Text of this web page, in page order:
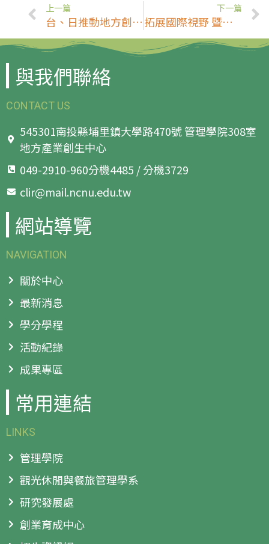
上一篇
台、日推動地方創生 暨大、高知大交流取經(自由時報)
下一篇
拓展國際視野 暨大EMBA境外班赴日本京阪學習提升競爭力 (中時新聞網)
與我們聯絡
CONTACT US
545301南投縣埔里鎮大學路470號 管理學院308室
地方產業創生中心
049-2910-960分機4485 / 分機3729
clir@mail.ncnu.edu.tw
網站導覽
NAVIGATION
關於中心
最新消息
學分學程
活動紀錄
成果專區
常用連結
LINKS
管理學院
觀光休閒與餐旅管理學系
研究發展處
創業育成中心